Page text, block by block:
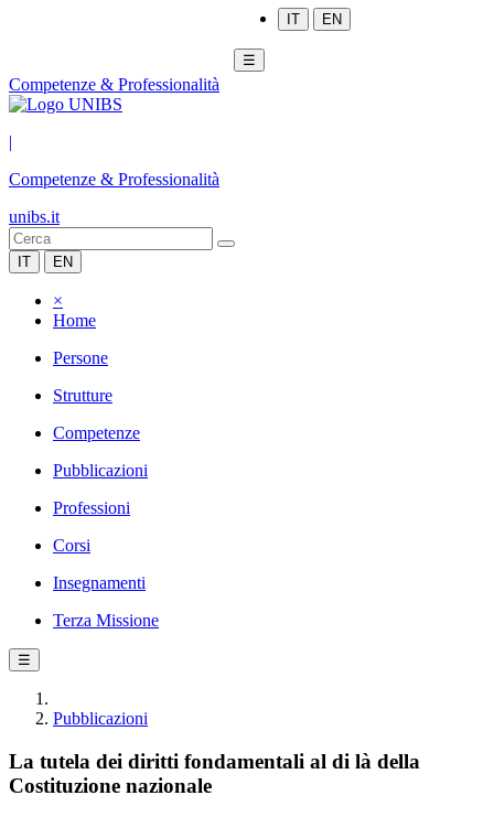
IT EN
☰
Competenze & Professionalità
|
Competenze & Professionalità
unibs.it
IT EN
×
Home
Persone
Strutture
Competenze
Pubblicazioni
Professioni
Corsi
Insegnamenti
Terza Missione
☰
Pubblicazioni
La tutela dei diritti fondamentali al di là della
Costituzione nazionale